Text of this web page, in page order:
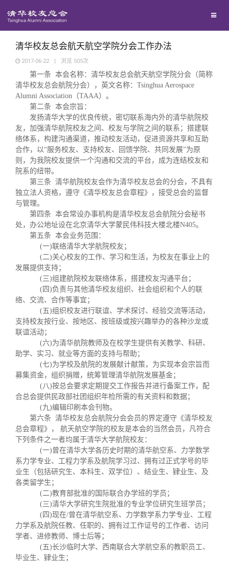
西南联大校友会
回馈母校
捐赠项目
捐赠新闻
义工计划
媒体平台
《清华校友通讯》
新媒体平台
百年清华
青春风采
校友文苑
校友讲坛
校友视界
信息化服务
三创大赛
实用信息
总会简介
会长致辞
总会章程
理事会名单
制度法规
联系我们
关闭
清华校友总会航天航空学院分会工作办法
2017-06-22 | 浏览 505次
第一条 本会名称：清华校友总会航天航空学院分会（简称
清华校友总会航院分会），英文名称：Tsinghua Aerospace
Alumni Association（TAAA）。
第二条 本会宗旨：
发扬清华大学的优良传统，密切联系海内外的清华航院校
友，加强清华航院校友之间、校友与学院之间的联系；搭建联
络体系，构建沟通渠道，推动校友活动，促进资源共享和互助
合作，以“服务校友、支持校友、回馈学院、共同发展”为原
则，为我院校友提供一个沟通和交流的平台，成为连结校友和
院系的纽带。
第三条 清华航院校友会作为清华校友总会的分会，不具有
独立法人资格，遵守《清华校友总会章程》，接受总会的监督
与管理。
第四条 本会常设办事机构是清华校友总会航院分会秘书
处，办公地址设在北京清华大学蒙民伟科技大楼北楼N405。
第五条 本会业务范围：
(一)联络清华大学航院校友；
(二)关心校友的工作、学习和生活，为校友在事业上的
发展提供支持；
(三)组建航院校友联络体系，搭建校友沟通平台；
(四)负责与其他清华校友组织、社会组织和个人的联
络、交流、合作等事宜；
(五)组织校友进行联谊、学术探讨、经验交流等活动，
支持校友按行业、按地区、按班级或按兴趣举办的各种沙龙或
联谊活动；
(六)为清华航院教师及在校学生提供有关教学、科研、
助学、实习、就业等方面的支持与帮助；
(七)为学校及航院的发展献计献策，为实现本会宗旨而
募集资金，组织捐赠，统筹管理清华航院发展基金；
(八)按总会要求定期提交工作报告并进行备案工作，配
合总会提供民政部社团组织年检所需的有关资料和数据；
(九)编辑印刷本会刊物。
第六条 清华校友总会航院分会会员的界定遵守《清华校友
总会章程》， 航天航空学院的校友是本会的当然会员，凡符合
下列条件之一者均属于清华大学航院校友：
(一)曾在清华大学各历史时期的清华航空系、力学数学
系力学专业、工程力学系及航院学习过、拥有过正式学号的毕
业生（包括研究生、本科生、双学位）、结业生、肄业生、及
各类留学生；
(二)教育部批准的国际联合办学班的学员；
(三)清华大学研究生院批准的专业学位研究生班学员；
(四)现在/曾在清华航空系、力学数学系力学专业、工程
力学系及航院任教、任职的、拥有过工作证号的工作者、访问
学者、进修教师、博士后等；
(五)长沙临时大学、西南联合大学航空系的教职员工、
毕业生、肄业生；